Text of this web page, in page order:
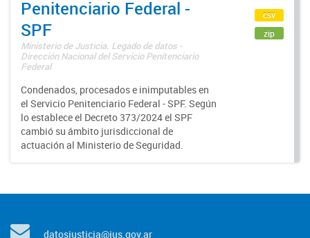
Penitenciario Federal -
SPF
Ministerio de Justicia. Legado de datos -
Dirección Nacional del Servicio Penitenciario
Federal
Condenados, procesados e inimputables en
el Servicio Penitenciario Federal - SPF. Según
lo establece el Decreto 373/2024 el SPF
cambió su ámbito jurisdiccional de
actuación al Ministerio de Seguridad.
csv
zip
datosjusticia@jus.gov.ar